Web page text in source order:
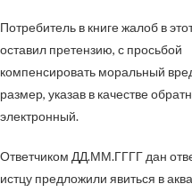
Потребитель в книге жалоб в
оставил претензию, с просьбой
компенсировать моральный
размер, указав в качестве
электронный.
Ответчиком ДД.ММ.ГГГГ дан
истцу предложили явиться в